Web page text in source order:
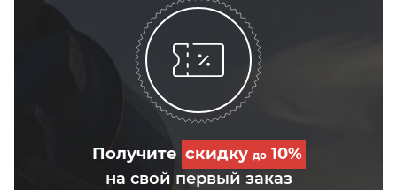
Получите скидку до10%
на свой первый заказ